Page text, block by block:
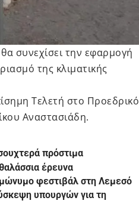
συνεχίσει την εφαρμογή
της κλιματικής
Τελετή στο Προεδρικό
Αναστασιάδη.
πρόστιμα
έρευνα
φεστιβάλ στη Λεμεσό
υπουργών για τη